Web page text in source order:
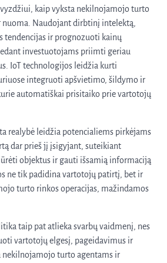
kaip vyksta nekilnojamojo turto
nuoma. Naudojant dirbtinį intelektą,
tendencijas ir prognozuoti kainų
investuotojams priimti geriau
IoT technologijos leidžia kurti
integruoti apšvietimo, šildymo ir
automatiškai prisitaiko prie vartotojų
realybė leidžia potencialiems pirkėjams
dar prieš jį įsigyjant, suteikiant
objektus ir gauti išsamią informaciją
ne tik padidina vartotojų patirtį, bet ir
turto rinkos operacijas, mažindamos
taip pat atlieka svarbų vaidmenį, nes
vartotojų elgesį, pageidavimus ir
nekilnojamojo turto agentams ir